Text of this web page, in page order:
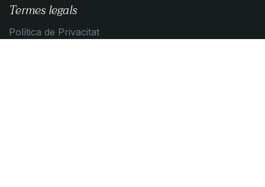
Termes legals
Política de Privacitat